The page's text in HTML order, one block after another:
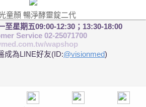
童顏 暢淨酵靈錠二代
至星期五09:00-12:30；13:30-18:00
Service 02-25071700
wapshop
成為LINE好友(ID:@visionmed)